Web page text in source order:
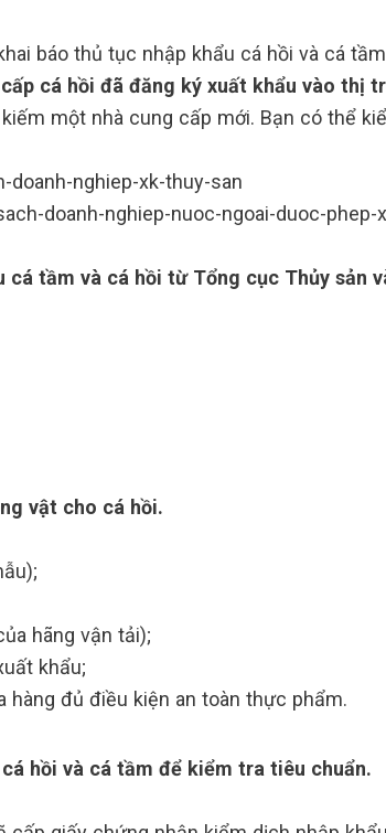
báo thủ tục nhập khẩu cá hồi và cá
cá hồi đã đăng ký xuất khẩu vào thị
một nhà cung cấp mới. Bạn có thể
doanh-nghiep-xk-thuy-san
doanh-nghiep-nuoc-ngoai-duoc-
cá tầm và cá hồi từ Tổng cục Thủy sản
vật cho cá hồi.
hãng vận tải);
khẩu;
hàng đủ điều kiện an toàn thực phẩm.
hồi và cá tầm để kiểm tra tiêu chuẩn.